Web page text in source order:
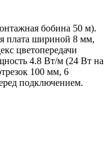
бобина 50 м).
плата шириной 8 мм,
цветопередачи
4.8 Вт/м (24 Вт на
100 мм, 6
подключением.